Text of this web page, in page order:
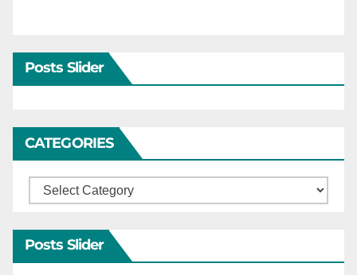
Posts Slider
CATEGORIES
Categories
Posts Slider